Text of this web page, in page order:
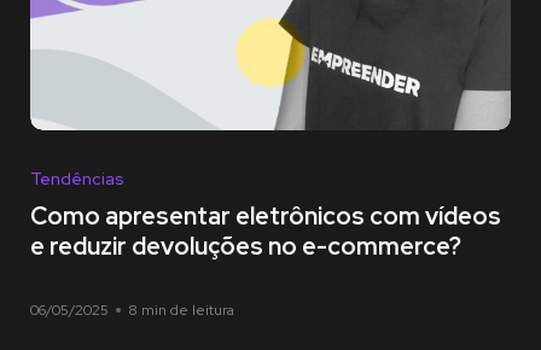
Tendências
Como apresentar eletrônicos com vídeos
e reduzir devoluções no e-commerce?
06/05/2025 8 min de leitura